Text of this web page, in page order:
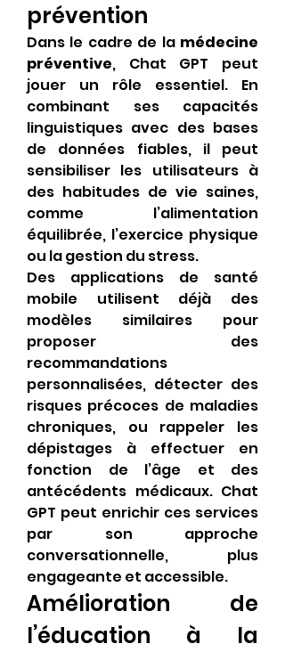
prévention
Dans le cadre de la médecine
préventive, Chat GPT peut
jouer un rôle essentiel. En
combinant ses capacités
linguistiques avec des bases
de données fiables, il peut
sensibiliser les utilisateurs à
des habitudes de vie saines,
comme l’alimentation
équilibrée, l’exercice physique
ou la gestion du stress.
Des applications de santé
mobile utilisent déjà des
modèles similaires pour
proposer des
recommandations
personnalisées, détecter des
risques précoces de maladies
chroniques, ou rappeler les
dépistages à effectuer en
fonction de l’âge et des
antécédents médicaux. Chat
GPT peut enrichir ces services
par son approche
conversationnelle, plus
engageante et accessible.
Amélioration de
l’éducation à la